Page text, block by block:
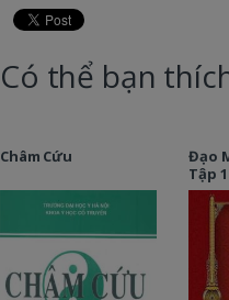
Có thể bạn
Châm Cứu
Đạo
Tập 1